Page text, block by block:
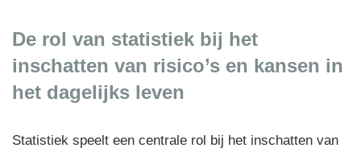
De rol van statistiek bij het
inschatten van risico’s en kansen in
het dagelijks leven
Statistiek speelt een centrale rol bij het inschatten van